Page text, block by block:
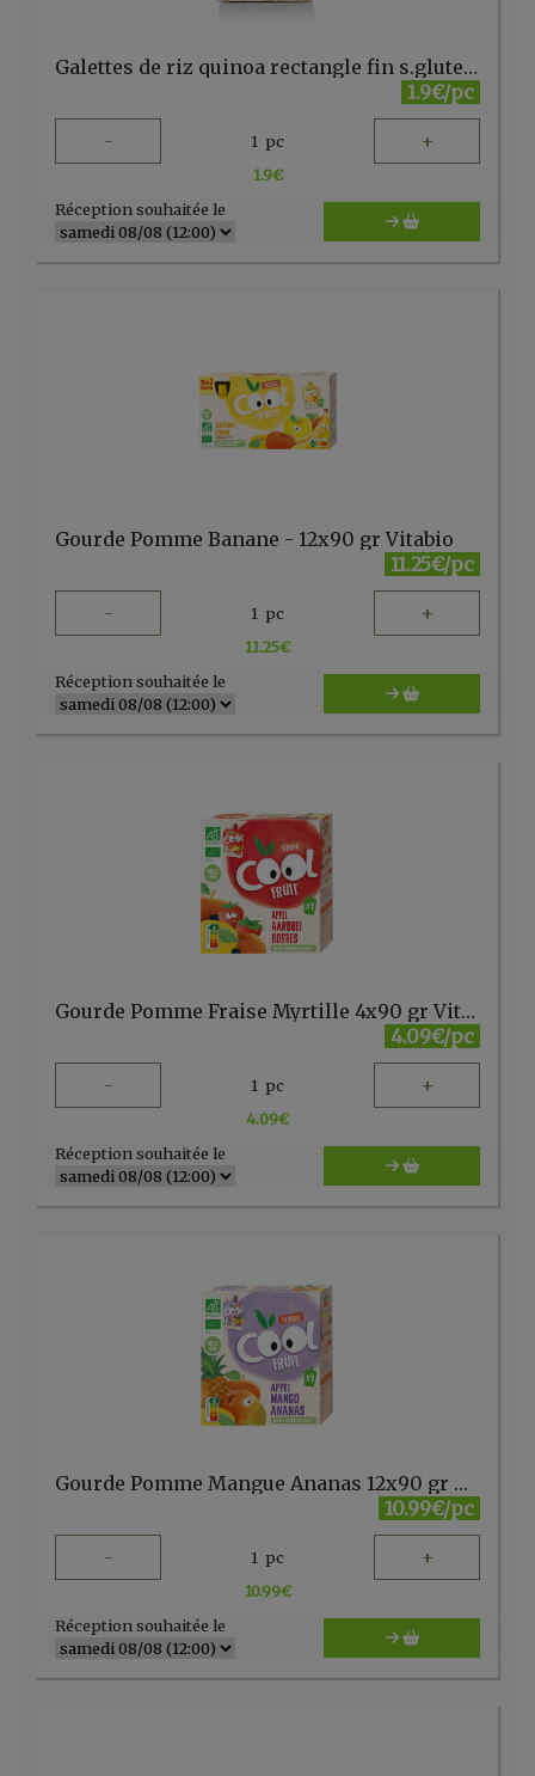
Galettes de riz quinoa rectangle fin s.gluten bio 130g Lima
1.9€/pc
- 1 pc +
1.9€
Réception souhaitée le
Gourde Pomme Banane - 12x90 gr Vitabio
11.25€/pc
- 1 pc +
11.25€
Réception souhaitée le
Gourde Pomme Fraise Myrtille 4x90 gr Vitabio
4.09€/pc
- 1 pc +
4.09€
Réception souhaitée le
Gourde Pomme Mangue Ananas 12x90 gr Vitabio (copie)
10.99€/pc
- 1 pc +
10.99€
Réception souhaitée le